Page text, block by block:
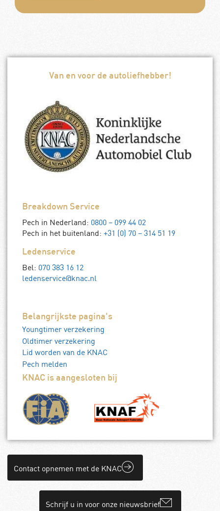
Van en voor de autoliefhebber!
Breakdown Service
Pech in Nederland: 0800 – 099 44 02
Pech in het buitenland: +31 (0) 70 – 314 51 19
Ledenservice
Bel: 070 383 16 12
ledenservice@knac.nl
Belangrijkste pagina's
Youngtimer verzekering
Oldtimer verzekering
Lid worden van de KNAC
Pech melden
KNAC is aangesloten bij
Contact opnemen met de KNAC
Schrijf u in voor onze nieuwsbrief